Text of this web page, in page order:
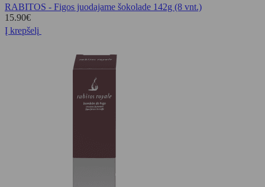
RABITOS - Figos juodajame šokolade 142g (8 vnt.)
15.90€
Į krepšelį